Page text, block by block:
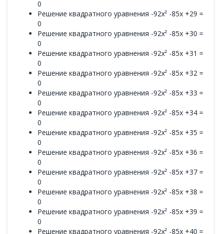
0
Решение квадратного уравнения -92x² -85x +29 =
0
Решение квадратного уравнения -92x² -85x +30 =
0
Решение квадратного уравнения -92x² -85x +31 =
0
Решение квадратного уравнения -92x² -85x +32 =
0
Решение квадратного уравнения -92x² -85x +33 =
0
Решение квадратного уравнения -92x² -85x +34 =
0
Решение квадратного уравнения -92x² -85x +35 =
0
Решение квадратного уравнения -92x² -85x +36 =
0
Решение квадратного уравнения -92x² -85x +37 =
0
Решение квадратного уравнения -92x² -85x +38 =
0
Решение квадратного уравнения -92x² -85x +39 =
0
Решение квадратного уравнения -92x² -85x +40 =